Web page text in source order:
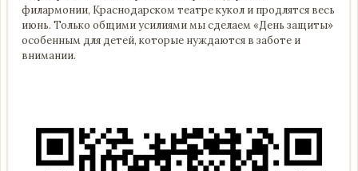
филармонии, Краснодарском театре кукол и продлятся весь
июнь. Только общими усилиями мы сделаем «День защиты»
особенным для детей, которые нуждаются в заботе и
внимании.